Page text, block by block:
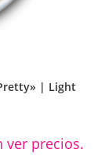
| Light
ver precios.